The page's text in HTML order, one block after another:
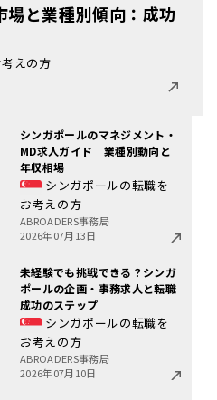
場と業種別傾向：成功
えの方
シンガポールのマネジメント・
MD求人ガイド｜業種別動向と
年収相場
シンガポールの転職を
お考えの方
ABROADERS事務局
2026年07月13日
未経験でも挑戦できる？シンガ
ポールの企画・事務求人と転職
成功のステップ
シンガポールの転職を
お考えの方
ABROADERS事務局
2026年07月10日